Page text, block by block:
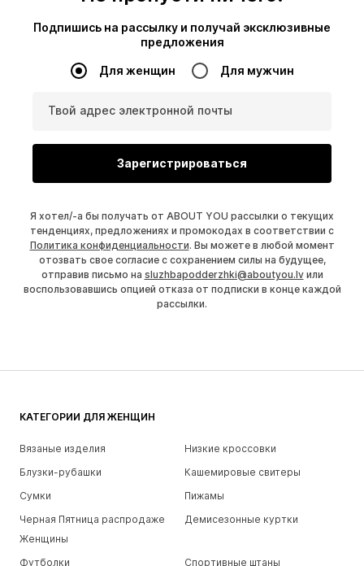
Подпишись на рассылку и получай эксклюзивные
предложения
Для женщин Для мужчин
Твой адрес электронной почты
Зарегистрироваться
Я хотел/-а бы получать от ABOUT YOU рассылки о текущих
тенденциях, предложениях и промокодах в соответствии с
Политика конфиденциальности. Вы можете в любой момент
отозвать свое согласие с сохранением силы на будущее,
отправив письмо на sluzhbapodderzhki@aboutyou.lvили
воспользовавшись опцией отказа от подписки в конце каждой
рассылки.
КАТЕГОРИИ ДЛЯ ЖЕНЩИН
Вязаные изделия
Низкие кроссовки
Блузки-рубашки
Кашемировые свитеры
Сумки
Пижамы
Черная Пятница распродаже
Женщины
Демисезонные куртки
Футболки
Спортивные штаны